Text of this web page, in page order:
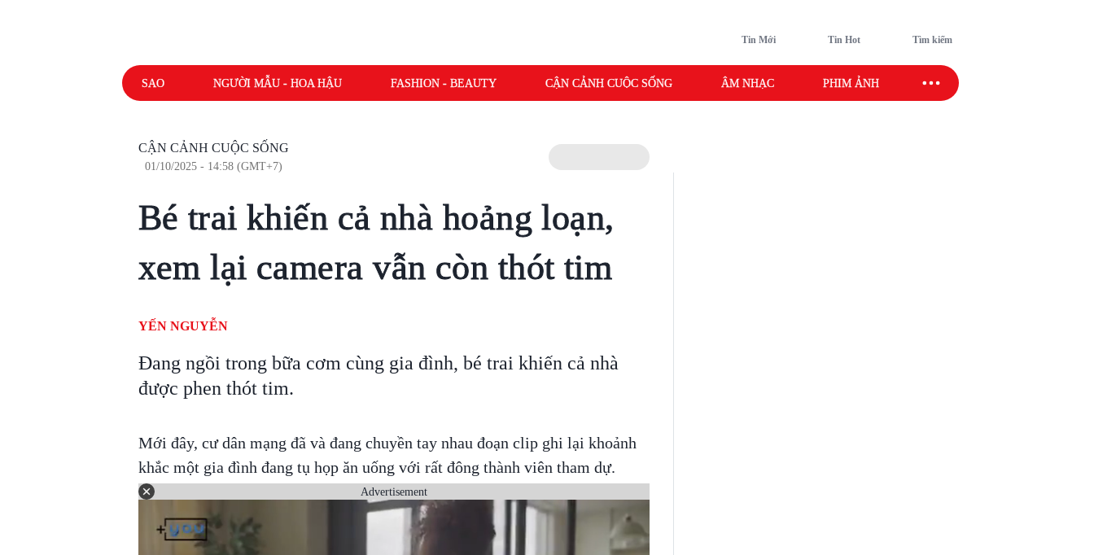
Tin Mới Tin Hot Tìm kiếm
SAO NGƯỜI MẪU - HOA HẬU FASHION - BEAUTY CẬN CẢNH CUỘC SỐNG ÂM NHẠC PHIM ẢNH SAO SPORT
CẬN CẢNH CUỘC SỐNG
01/10/2025 - 14:58 (GMT+7)
Bé trai khiến cả nhà hoảng loạn,
xem lại camera vẫn còn thót tim
YẾN NGUYỄN
Đang ngồi trong bữa cơm cùng gia đình, bé trai khiến cả nhà
được phen thót tim.
Mới đây, cư dân mạng đã và đang chuyền tay nhau đoạn clip ghi lại khoảnh
khắc một gia đình đang tụ họp ăn uống với rất đông thành viên tham dự.
Advertisement